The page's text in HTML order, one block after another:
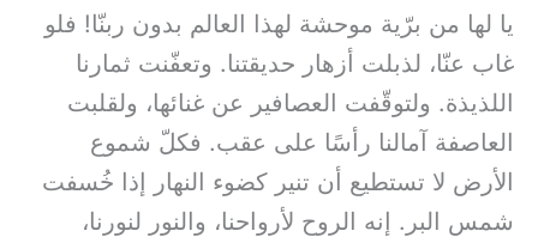
يا لها من برّية موحشة لهذا العالم بدون ربنّا! فلو
غاب عنّا، لذبلت أزهار حديقتنا. وتعفّنت ثمارنا
اللذيذة. ولتوقّفت العصافير عن غنائها، ولقلبت
العاصفة آمالنا رأسًا على عقب. فكلّ شموع
الأرض لا تستطيع أن تنير كضوء النهار إذا خُسفت
شمس البر. إنه الروح لأرواحنا، والنور لنورنا،